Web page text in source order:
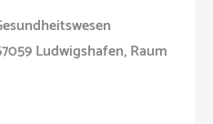
Ludwigshafen, Raum